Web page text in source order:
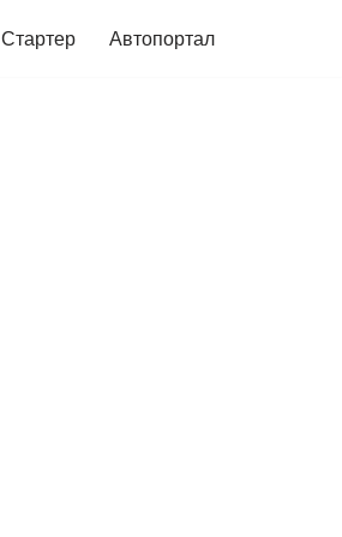
Стартер Автопортал